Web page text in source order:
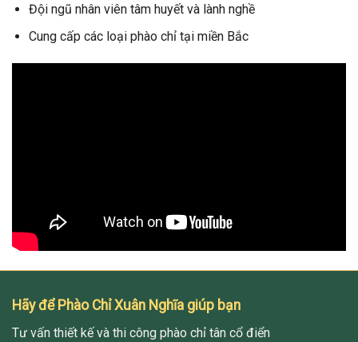
Đội ngũ nhân viên tâm huyết và lành nghề
Cung cấp các loại phào chỉ tại miền Bắc
Hãy để Phào Chỉ Xuân Nghĩa giúp bạn
Tư vấn thiết kế và thi công phào chỉ tân cổ điển